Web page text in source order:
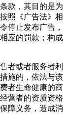
款，其目的是为
照《广告法》相
停止发布广告，
应的罚款；构成
者或者服务者利
施的，依法与该
者生命健康的商
营者的资质资格
障义务，造成消